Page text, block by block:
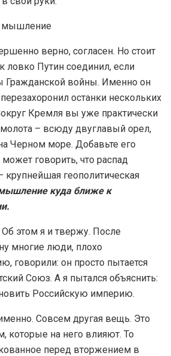
мышление
верно, согласен. Но стоит
ловко Путин соединил, если
Гражданской войны. Именно он
останки нескольких
Кремля вы уже практически
– всюду двуглавый орел,
Черном море. Добавьте его
говорить, что распад
крупнейшая геополитическая
куда ближе к
Об этом я и твержу. После
многие люди, плохо
говорили: он просто пытается
Союз. А я пытался объяснить:
Российскую империю.
Совсем другая вещь. Это
которые на него влияют. То
перед вторжением в